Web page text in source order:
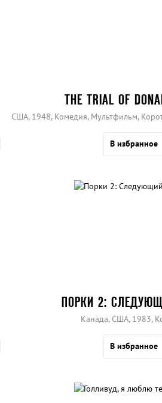
THE TRIAL OF
США, 1948, Комедия, Мультфильм,
В избранное
ПОРКИ 2:
Канада, США, 1983,
В избранное